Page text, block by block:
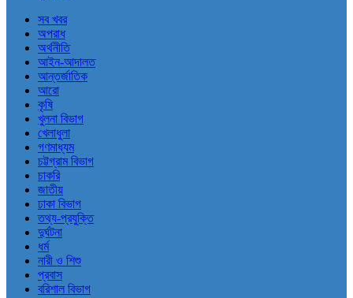
সব খবর
অপরাধ
অর্থনীতি
আইন-আদালত
আন্তর্জাতিক
আরো
কৃষি
খুলনা বিভাগ
খেলাধুলা
গণমাধ্যম
চট্টগ্রাম বিভাগ
চাকরি
জাতীয়
ঢাকা বিভাগ
তথ্য-প্রযুক্তি
দুর্ঘটনা
ধর্ম
নারী ও শিশু
প্রবাস
বরিশাল বিভাগ